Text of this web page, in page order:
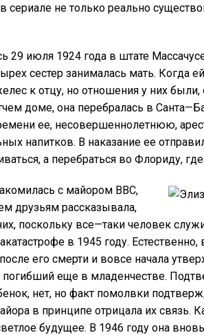
в сериале не только реально
29 июля 1924 года в штате
сестер занималась мать. Когда ей
к отцу, но отношения у них были,
доме, она перебралась в Санта—
ее, несовершеннолетнюю,
напитков. В наказание ее
, а перебраться во Флориду, где
с майором ВВС,
друзьям рассказывала,
, поскольку все—таки человек
в 1945 году. Естественно,
после его смерти и вовсе начала
погибший еще в младенчестве.
нет, но факт помолвки
в принципе отрицала их связь.
будущее. В 1946 году она вновь